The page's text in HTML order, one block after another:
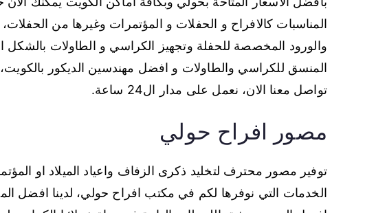
المناسبات كالافراح و الحفلات و المؤتمرات وغيرها من الحفلات،
والورود المخصصة للحفلة وتجهيز الكراسي و الطاولات بالشكل
المنسق للكراسي والطاولات و افضل مهندسين الديكور
تواصل معنا الان، نعمل على مدار ال24 ساعة.
مصور افراح حولي
توفير مصور محترف لتخليد ذكرى الزفاف واعياد الميلاد او
الخدمات التي نوفرها لكم في مكتب افراح حولي، لدينا افضل